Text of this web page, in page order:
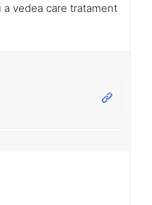
vedea care tratament